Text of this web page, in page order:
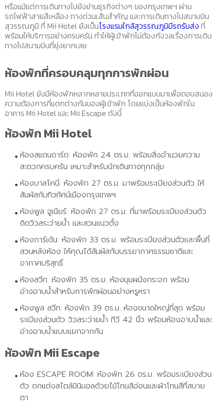
หรือแม้แต่การเดินทางไปยังย่านธุรกิจต่างๆ ของกรุงเทพฯ ผ่าน
รถไฟฟ้าสายสีเหลือง ทางด่วนเส้นสำคัญ และการเดินทางไปสนามบิน
สุวรรณภูมิ ที่ Mii Hotel ยังเป็นโรงแรมใกล้สุวรรณภูมิมีรถรับส่ง ที่
พร้อมให้บริการอย่างครบครัน ทำให้ผู้เข้าพักไม่ต้องกังวลเรื่องการเดิน
ทางไปสนามบินที่ยุ่งยากเลย
ห้องพักที่ครอบคลุมทุกการพักผ่อน
Mii Hotel ยังมีห้องพักหลากหลายประเภทที่ออกแบบมาเพื่อตอบสนอง
ความต้องการที่แตกต่างกันของผู้เข้าพัก โดยแบ่งเป็นห้องพักใน
อาคาร Mii Hotel และ Mii Escape ดังนี้
ห้องพัก Mii Hotel
ห้องสแตนดาร์ด: ห้องพัก 24 ตร.ม. พร้อมสิ่งอำนวยความ
สะดวกครบครัน เหมาะสำหรับนักเดินทางทุกกลุ่ม
ห้องบาลโคนี่:ห้องพัก 27 ตร.ม. มาพร้อมระเบียงส่วนตัว ให้
สัมผัสกับทิวทัศน์เมืองกรุงเทพฯ
ห้องพูล จูเนียร์: ห้องพัก 27 ตร.ม. ที่มาพร้อมระเบียงส่วนตัว
ติดวิวสระว่ายน้ำ และสวนแนวตั้ง
ห้องการ์เด้น: ห้องพัก 33 ตร.ม. พร้อมระเบียงส่วนตัวและพื้นที่
สวนหลังห้อง ให้คุณได้สัมผัสกับบรรยากาศธรรมชาติและ
อากาศบริสุทธิ์
ห้องสวีท: ห้องพัก 35 ตร.ม. ห้องมุมผนังกระจก พร้อม
อ่างอาบน้ำสำหรับการพักผ่อนอย่างหรูหรา
ห้องพูล สวีท: ห้องพัก 39 ตร.ม. ห้องขนาดใหญ่ที่สุด พร้อม
ระเบียงส่วนตัว วิวสระว่ายน้ำ ทีวี 42 นิ้ว พร้อมห้องอาบน้ำและ
อ่างอาบน้ำแบบแยกจากกัน
ห้องพัก Mii Escape
ห้อง ESCAPE ROOM:ห้องพัก 26 ตร.ม. พร้อมระเบียงส่วน
ตัว ตกแต่งสไตล์มินิมอลด้วยไม้โทนสีอ่อนและผ้าโทนสีที่สบาย
ตา